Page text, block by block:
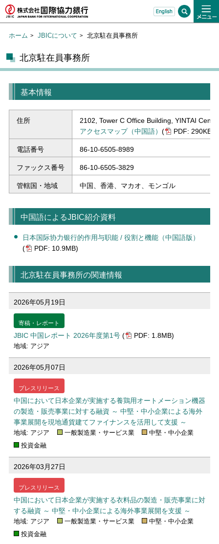
ホーム JBICについて 北京駐在員事務所
北京駐在員事務所
基本情報
住所
2102, Tower C Office Building, YINTAI
アクセスマップ（中国語） ( PDF: 290KB)
電話番号 86-10-6505-8989
ファックス番号 86-10-6505-3829
管轄国・地域 中国、香港、マカオ、モンゴル
中国語によるJBIC紹介資料
日本国际协力银行的作用与职能 / 役割と機能（中国語版）
(
PDF: 10.9MB)
北京駐在員事務所の関連情報
2026年05月19日
寄稿・レポート
JBIC 中国レポート 2026年度第1号 ( PDF: 1.8MB)
地域: アジア
2026年05月07日
プレスリリース
中国において日本企業が実施する養鶏用オートメーション機器
の製造・販売事業に対する融資 ～ 中堅・中小企業による海外
事業展開を現地通貨建てファイナンスを活用して支援 ～
地域: アジア 一般製造業・サービス業
中堅・中小企業
投資金融
2026年03月27日
プレスリリース
中国において日本企業が実施する衣料品の製造・販売事業に対
する融資 ～ 中堅・中小企業による海外事業展開を支援 ～
地域: アジア 一般製造業・サービス業
中堅・中小企業
投資金融